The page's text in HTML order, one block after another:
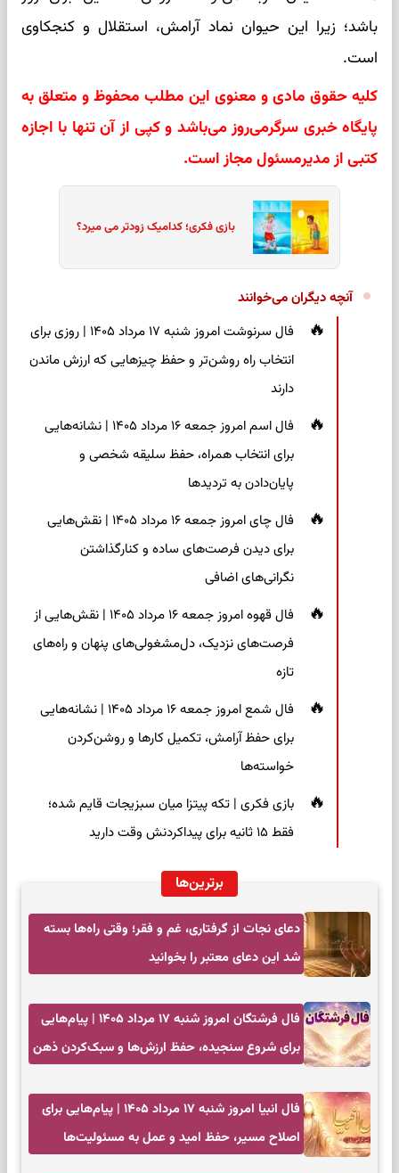
باشد؛ زیرا این حیوان نماد آرامش، استقلال و کنجکاوی
است.
کلیه حقوق مادی و معنوی این مطلب محفوظ و متعلق به
پایگاه خبری سرگرمی‌روز می‌باشد و کپی از آن تنها با اجازه
کتبی از مدیرمسئول مجاز است.
بازی فکری؛ کدامیک زودتر می میرد؟
آنچه دیگران می‌خوانند
فال سرنوشت امروز شنبه ۱۷ مرداد ۱۴۰۵ | روزی برای
انتخاب راه روشن‌تر و حفظ چیزهایی که ارزش ماندن
دارند
فال اسم امروز جمعه ۱۶ مرداد ۱۴۰۵ | نشانه‌هایی
برای انتخاب همراه، حفظ سلیقه شخصی و
پایان‌دادن به تردیدها
فال چای امروز جمعه ۱۶ مرداد ۱۴۰۵ | نقش‌هایی
برای دیدن فرصت‌های ساده و کنارگذاشتن
نگرانی‌های اضافی
فال قهوه امروز جمعه ۱۶ مرداد ۱۴۰۵ | نقش‌هایی از
فرصت‌های نزدیک، دل‌مشغولی‌های پنهان و راه‌های
تازه
فال شمع امروز جمعه ۱۶ مرداد ۱۴۰۵ | نشانه‌هایی
برای حفظ آرامش، تکمیل کارها و روشن‌کردن
خواسته‌ها
بازی فکری | تکه پیتزا میان سبزیجات قایم شده؛
فقط ۱۵ ثانیه برای پیداکردنش وقت دارید
برترین‌ها
دعای نجات از گرفتاری، غم و فقر؛ وقتی راه‌ها بسته
شد این دعای معتبر را بخوانید
فال فرشتگان امروز شنبه ۱۷ مرداد ۱۴۰۵ | پیام‌هایی
برای شروع سنجیده، حفظ ارزش‌ها و سبک‌کردن ذهن
فال انبیا امروز شنبه ۱۷ مرداد ۱۴۰۵ | پیام‌هایی برای
اصلاح مسیر، حفظ امید و عمل به مسئولیت‌ها